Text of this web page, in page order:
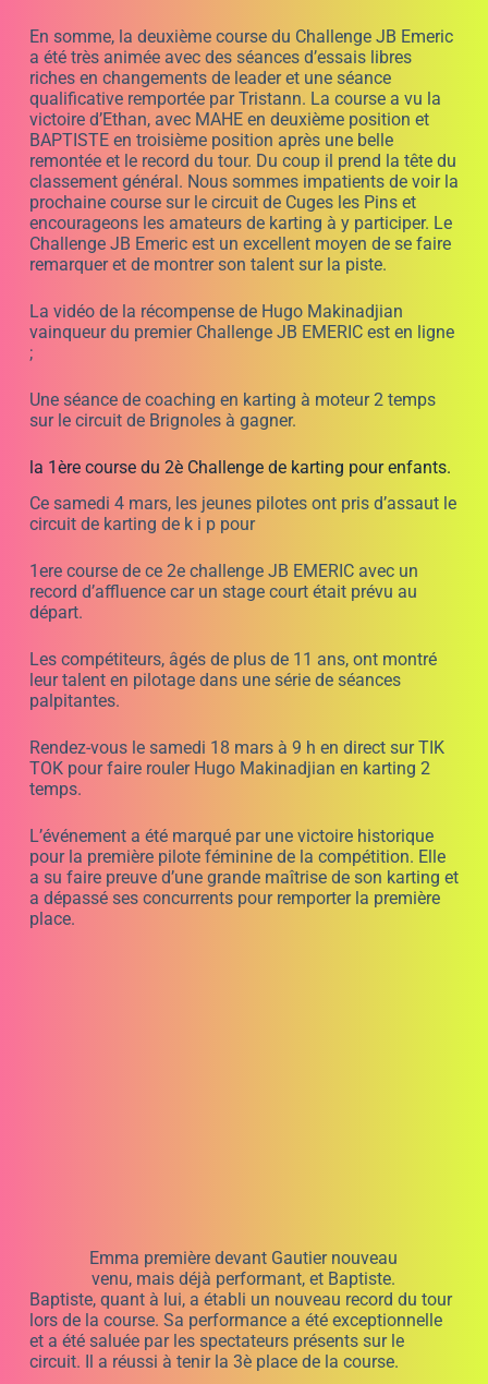
record d’affluence car un stage court était prévu au
départ.
Les compétiteurs, âgés de plus de 11 ans, ont montré
leur talent en pilotage dans une série de séances
palpitantes.
Rendez-vous le samedi 18 mars à 9 h en direct sur TIK
TOK pour faire rouler Hugo Makinadjian en karting 2
temps.
pour la première pilote féminine de la compétition. Elle
a su faire preuve d’une grande maîtrise de son karting et
a dépassé ses concurrents pour remporter la première
Emma première devant Gautier nouveau
Baptiste, quant à lui, a établi un nouveau record du tour
lors de la course. Sa performance a été exceptionnelle
et a été saluée par les spectateurs présents sur le
Cependant, la journée n’a pas été sans incident. Hugo,
qui avait été l’un des coureurs les plus rapides de la
journée, a trébuché à cause d’une mésentente avec une
autre pilote. Cet incident a été regrettable, mais
concurrents sur la piste.
La course finale a été le moment fort de la journée, avec
les meilleurs coureurs du jour qui se sont battus pour la
victoire. Les spectateurs ont assisté à un spectacle
palpitant, avec des dépassements audacieux et des